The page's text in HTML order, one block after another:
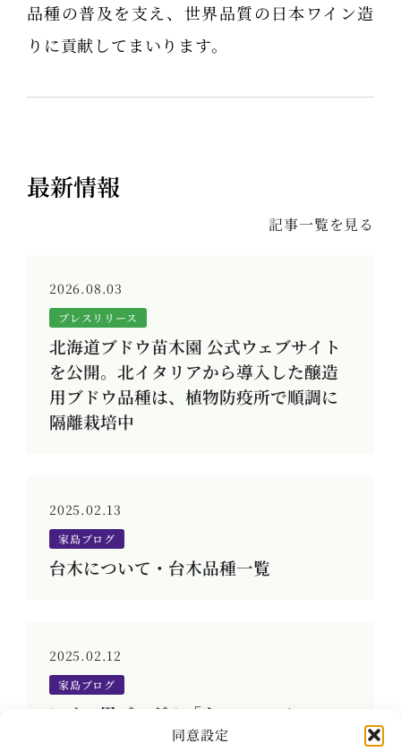
同意設定
品種の普及を支え、世界品質の日本ワイン造
りに貢献してまいります。
最新情報
記事一覧を見る
2026.08.03
プレスリリース
北海道ブドウ苗木園 公式ウェブサイト
を公開。北イタリアから導入した醸造
用ブドウ品種は、植物防疫所で順調に
隔離栽培中
2025.02.13
家島ブログ
台木について・台木品種一覧
2025.02.12
家島ブログ
ワイン用ブログの「クローン」につい